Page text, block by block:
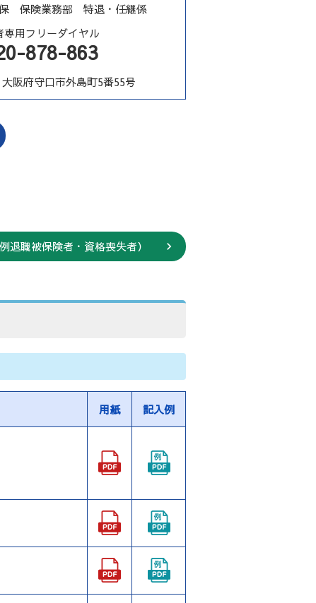
保険業務部 特退・任継係
専用フリーダイヤル
878-863
大阪府守口市外島町5番55号
退職被保険者・ 資格喪失者）
用紙 記入例